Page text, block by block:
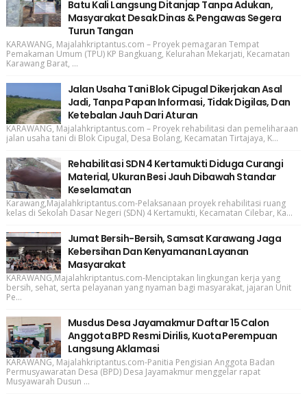
Batu Kali Langsung Ditanjap Tanpa Adukan,
Masyarakat Desak Dinas & Pengawas Segera
Turun Tangan
KARAWANG, Majalahkriptantus.com – Proyek pemagaran Tempat
Pemakaman Umum (TPU) KP Bangkuang, Kelurahan Mekarjati, Kecamatan
Karawang Barat, ...
Jalan Usaha Tani Blok Cipugal Dikerjakan Asal
Jadi, Tanpa Papan Informasi, Tidak Digilas, Dan
Ketebalan Jauh Dari Aturan
KARAWANG, Majalahkriptantus.com – Proyek rehabilitasi dan pemeliharaan
jalan usaha tani di Blok Cipugal, Desa Bolang, Kecamatan Tirtajaya, K...
Rehabilitasi SDN 4 Kertamukti Diduga Curangi
Material, Ukuran Besi Jauh Dibawah Standar
Keselamatan
Karawang,Majalahkriptantus.com-Pelaksanaan proyek rehabilitasi ruang
kelas di Sekolah Dasar Negeri (SDN) 4 Kertamukti, Kecamatan Cilebar, Ka...
Jumat Bersih-Bersih, Samsat Karawang Jaga
Kebersihan Dan Kenyamanan Layanan
Masyarakat
KARAWANG,Majalahkriptantus.com-Menciptakan lingkungan kerja yang
bersih, sehat, serta pelayanan yang nyaman bagi masyarakat, jajaran Unit
Pe...
Musdus Desa Jayamakmur Daftar 15 Calon
Anggota BPD Resmi Dirilis, Kuota Perempuan
Langsung Aklamasi
KARAWANG, Majalahkriptantus.com-Panitia Pengisian Anggota Badan
Permusyawaratan Desa (BPD) Desa Jayamakmur menggelar rapat
Musyawarah Dusun ...